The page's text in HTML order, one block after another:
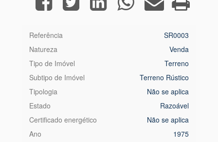
Referência
SR0003
Natureza
Venda
Tipo de Imóvel
Terreno
Subtipo de Imóvel
Terreno Rústico
Tipologia
Não se aplica
Estado
Razoável
Certificado energético
Não se aplica
Ano
1975